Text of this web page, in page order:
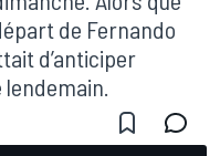
de Fernando
d’anticiper